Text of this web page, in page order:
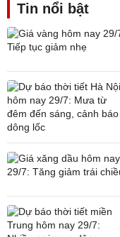
Tin nổi bật